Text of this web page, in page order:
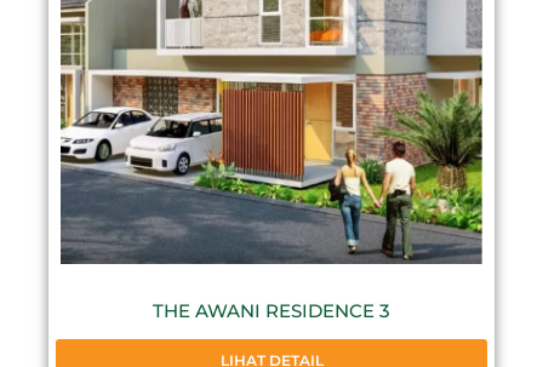
THE AWANI RESIDENCE 3
LIHAT DETAIL